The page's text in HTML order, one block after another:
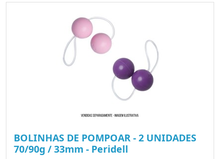
BOLINHAS DE POMPOAR - 2 UNIDADES
70/90g / 33mm - Peridell